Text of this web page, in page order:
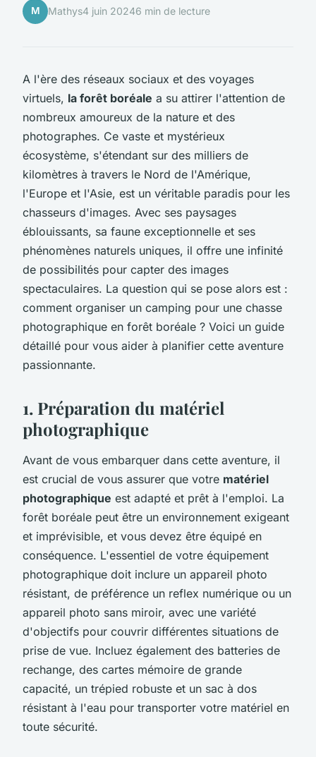
M Mathys4 juin 20246 min de lecture
A l'ère des réseaux sociaux et des voyages
virtuels, la forêt boréale a su attirer l'attention de
nombreux amoureux de la nature et des
photographes. Ce vaste et mystérieux
écosystème, s'étendant sur des milliers de
kilomètres à travers le Nord de l'Amérique,
l'Europe et l'Asie, est un véritable paradis pour les
chasseurs d'images. Avec ses paysages
éblouissants, sa faune exceptionnelle et ses
phénomènes naturels uniques, il offre une infinité
de possibilités pour capter des images
spectaculaires. La question qui se pose alors est :
comment organiser un camping pour une chasse
photographique en forêt boréale ? Voici un guide
détaillé pour vous aider à planifier cette aventure
passionnante.
1. Préparation du matériel
photographique
Avant de vous embarquer dans cette aventure, il
est crucial de vous assurer que votre matériel
photographique est adapté et prêt à l'emploi. La
forêt boréale peut être un environnement exigeant
et imprévisible, et vous devez être équipé en
conséquence. L'essentiel de votre équipement
photographique doit inclure un appareil photo
résistant, de préférence un reflex numérique ou un
appareil photo sans miroir, avec une variété
d'objectifs pour couvrir différentes situations de
prise de vue. Incluez également des batteries de
rechange, des cartes mémoire de grande
capacité, un trépied robuste et un sac à dos
résistant à l'eau pour transporter votre matériel en
toute sécurité.